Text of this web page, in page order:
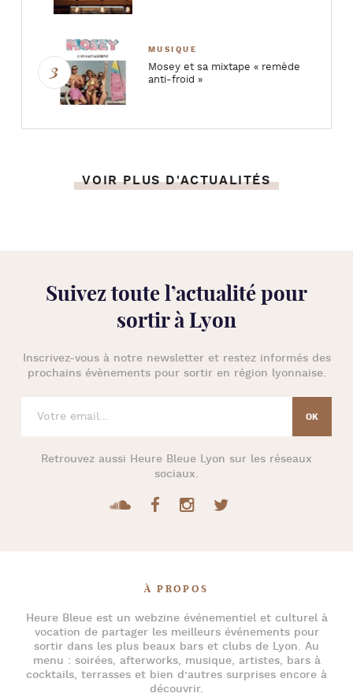
MUSIQUE
Mosey et sa mixtape « remède
anti-froid »
VOIR PLUS D'ACTUALITÉS
Suivez toute l’actualité pour
sortir à Lyon
Inscrivez-vous à notre newsletter et restez informés des
prochains évènements pour sortir en région lyonnaise.
Retrouvez aussi Heure Bleue Lyon sur les réseaux
sociaux.
À PROPOS
Heure Bleueest un webzine événementiel et culturel à
vocation de partager les meilleurs événements pour
sortir dans les plus beaux bars et clubs de Lyon. Au
menu : soirées, afterworks, musique, artistes, bars à
cocktails, terrasses et bien d’autres surprises encore à
découvrir.